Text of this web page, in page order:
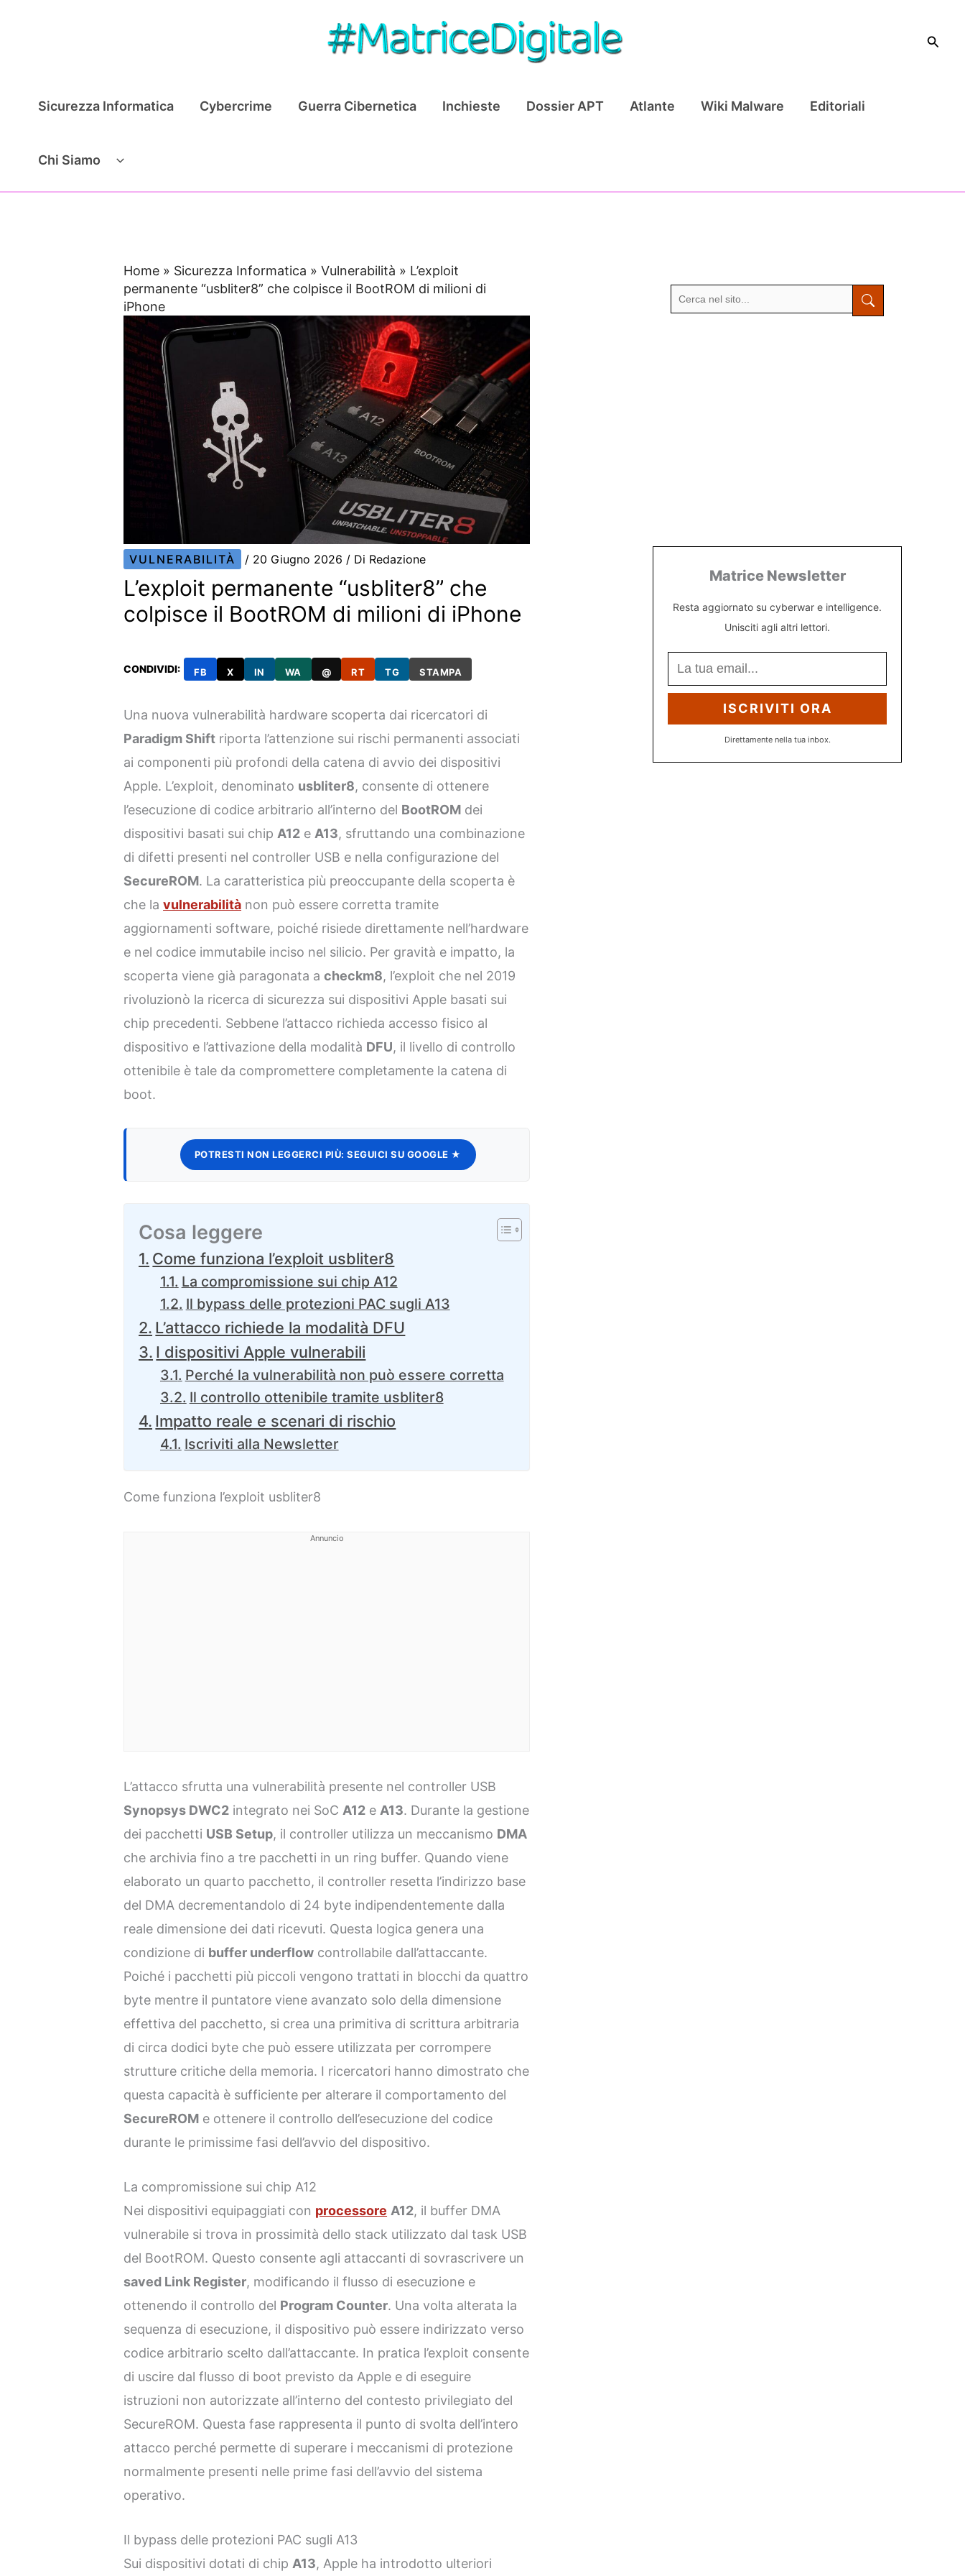
Cerca
Sicurezza Informatica Cybercrime Guerra Cibernetica Inchieste Dossier APT Atlante Wiki Malware Editoriali
Chi Siamo
Home » Sicurezza Informatica »Vulnerabilità » L’exploit
permanente “usbliter8” che colpisce il BootROM di milioni di
iPhone
VULNERABILITÀ / 20 Giugno 2026 / Di Redazione
L’exploit permanente “usbliter8” che
colpisce il BootROM di milioni di iPhone
CONDIVIDI: FB X IN WA @ RT TG STAMPA
Una nuova vulnerabilità hardware scoperta dai ricercatori di
Paradigm Shift riporta l’attenzione sui rischi permanenti associati
ai componenti più profondi della catena di avvio dei dispositivi
Apple. L’exploit, denominato usbliter8, consente di ottenere
l’esecuzione di codice arbitrario all’interno del BootROM dei
dispositivi basati sui chipA12 eA13, sfruttando una combinazione
di difetti presenti nel controller USB e nella configurazione del
SecureROM. La caratteristica più preoccupante della scoperta è
che lavulnerabilità non può essere corretta tramite
aggiornamenti software, poiché risiede direttamente nell’hardware
e nel codice immutabile inciso nel silicio. Per gravità e impatto, la
scoperta viene già paragonata acheckm8, l’exploit che nel 2019
rivoluzionò la ricerca di sicurezza sui dispositivi Apple basati sui
chip precedenti. Sebbene l’attacco richieda accesso fisico al
dispositivo e l’attivazione della modalità DFU, il livello di controllo
ottenibile è tale da compromettere completamente la catena di
boot.
POTRESTI NON LEGGERCI PIÙ: SEGUICI SU GOOGLE ★
Cosa leggere
Come funziona l’exploit usbliter8
La compromissione sui chip A12
Il bypass delle protezioni PAC sugli A13
L’attacco richiede la modalità DFU
I dispositivi Apple vulnerabili
Perché la vulnerabilità non può essere corretta
Il controllo ottenibile tramite usbliter8
Impatto reale e scenari di rischio
Iscriviti alla Newsletter
Come funziona l’exploit usbliter8
Annuncio
L’attacco sfrutta una vulnerabilità presente nel controller USB
Synopsys DWC2 integrato nei SoCA12 eA13. Durante la gestione
dei pacchetti USB Setup, il controller utilizza un meccanismo DMA
che archivia fino a tre pacchetti in un ring buffer. Quando viene
elaborato un quarto pacchetto, il controller resetta l’indirizzo base
del DMA decrementandolo di 24 byte indipendentemente dalla
reale dimensione dei dati ricevuti. Questa logica genera una
condizione di buffer underflow controllabile dall’attaccante.
Poiché i pacchetti più piccoli vengono trattati in blocchi da quattro
byte mentre il puntatore viene avanzato solo della dimensione
effettiva del pacchetto, si crea una primitiva di scrittura arbitraria
di circa dodici byte che può essere utilizzata per corrompere
strutture critiche della memoria. I ricercatori hanno dimostrato che
questa capacità è sufficiente per alterare il comportamento del
SecureROM e ottenere il controllo dell’esecuzione del codice
durante le primissime fasi dell’avvio del dispositivo.
La compromissione sui chip A12
Nei dispositivi equipaggiati con processore A12, il buffer DMA
vulnerabile si trova in prossimità dello stack utilizzato dal task USB
del BootROM. Questo consente agli attaccanti di sovrascrivere un
saved Link Register, modificando il flusso di esecuzione e
ottenendo il controllo del Program Counter. Una volta alterata la
sequenza di esecuzione, il dispositivo può essere indirizzato verso
codice arbitrario scelto dall’attaccante. In pratica l’exploit consente
di uscire dal flusso di boot previsto da Apple e di eseguire
istruzioni non autorizzate all’interno del contesto privilegiato del
SecureROM. Questa fase rappresenta il punto di svolta dell’intero
attacco perché permette di superare i meccanismi di protezione
normalmente presenti nelle prime fasi dell’avvio del sistema
operativo.
Il bypass delle protezioni PAC sugli A13
Sui dispositivi dotati di chip A13, Apple ha introdotto ulteriori
Matrice Newsletter
Resta aggiornato su cyberwar e intelligence.
Unisciti agli altri lettori.
ISCRIVITI ORA
Direttamente nella tua inbox.